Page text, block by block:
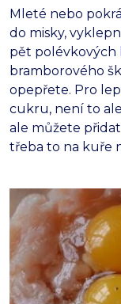
Mleté nebo
do misky,
pět polévkových
bramborového
opepřete. Pro
cukru, není to
ale můžete
třeba to na kuře